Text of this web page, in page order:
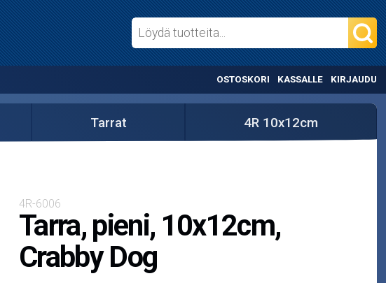
OSTOSKORI KASSALLE KIRJAUDU
Tarrat 4R 10x12cm
4R-6006
Tarra, pieni, 10x12cm,
Crabby Dog